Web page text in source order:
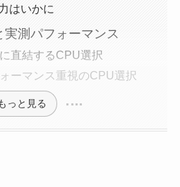
はいかに
実測パフォーマンス
直結するCPU選択
ーマンス重視のCPU選択
っと見る